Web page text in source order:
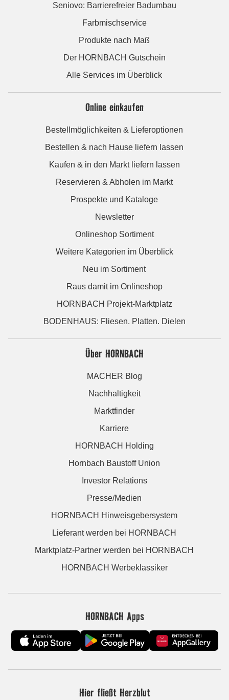
Seniovo: Barrierefreier Badumbau
Farbmischservice
Produkte nach Maß
Der HORNBACH Gutschein
Alle Services im Überblick
Online einkaufen
Bestellmöglichkeiten & Lieferoptionen
Bestellen & nach Hause liefern lassen
Kaufen & in den Markt liefern lassen
Reservieren & Abholen im Markt
Prospekte und Kataloge
Newsletter
Onlineshop Sortiment
Weitere Kategorien im Überblick
Neu im Sortiment
Raus damit im Onlineshop
HORNBACH Projekt-Marktplatz
BODENHAUS: Fliesen. Platten. Dielen
Über HORNBACH
MACHER Blog
Nachhaltigkeit
Marktfinder
Karriere
HORNBACH Holding
Hornbach Baustoff Union
Investor Relations
Presse/Medien
HORNBACH Hinweisgebersystem
Lieferant werden bei HORNBACH
Marktplatz-Partner werden bei HORNBACH
HORNBACH Werbeklassiker
HORNBACH Apps
Hier fließt Herzblut